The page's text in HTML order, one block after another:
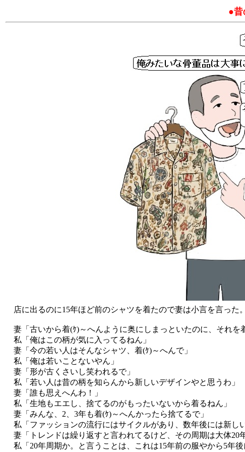
●昔
店に出るのに15年ほど前のシャツを着たので妻は小言を言った。
妻「古いから着(ｹ)～へんように奥にしまっといたのに、それを
私「俺はこの柄が気に入ってるねん」
妻「今の若い人はそんなシャツ、着(ｹ)～へんで」
私「俺は若いことないやん」
妻「形が古くさいし笑われるで」
私「若い人は昔の柄を知らんから新しいデザインやと思うわ」
妻「誰も思えへんわ！」
私「生地もエエし、捨てるのがもったいないから着るねん」
妻「みんな、2、3年も着(ｹ)～へんかったら捨てるで」
私「ファッションの流行にはサイクルがあり、数年後には新し
妻「トレンドは繰り返すと言われてるけど、その周期は大体20
私「20年周期か。と言うことは、これは15年前の服やから5年後